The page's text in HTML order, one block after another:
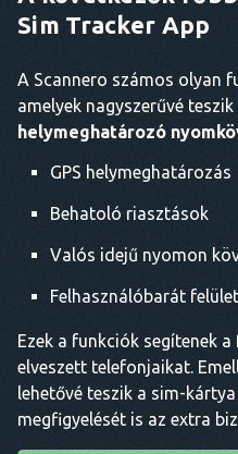
Sim Tracker App
A Scannero számos olyan
amelyek nagyszerűvé teszik
helymeghatározó
GPS helymeghatározás
Behatoló riasztások
Valós idejű nyomon
Felhasználóbarát felület
Ezek a funkciók segítenek
elveszett telefonjaikat.
lehetővé teszik a sim-
megfigyelését is az extra